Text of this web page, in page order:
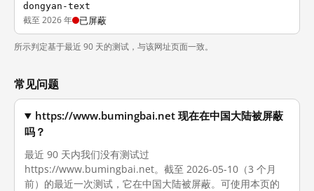
dongyan-text
截至 2026 年 已屏蔽
所示判定基于最近 90 天的测试，与该网址页面一致。
常见问题
https://www.bumingbai.net 现在在中国大陆被屏蔽
吗？
最近 90 天内我们没有测试过
https://www.bumingbai.net。截至 2026-05-10（3 个月
前）的最近一次测试，它在中国大陆被屏蔽。可使用本页的